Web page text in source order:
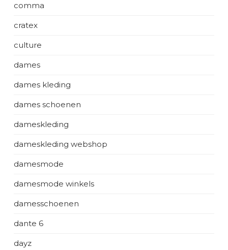
comma
cratex
culture
dames
dames kleding
dames schoenen
dameskleding
dameskleding webshop
damesmode
damesmode winkels
damesschoenen
dante 6
dayz